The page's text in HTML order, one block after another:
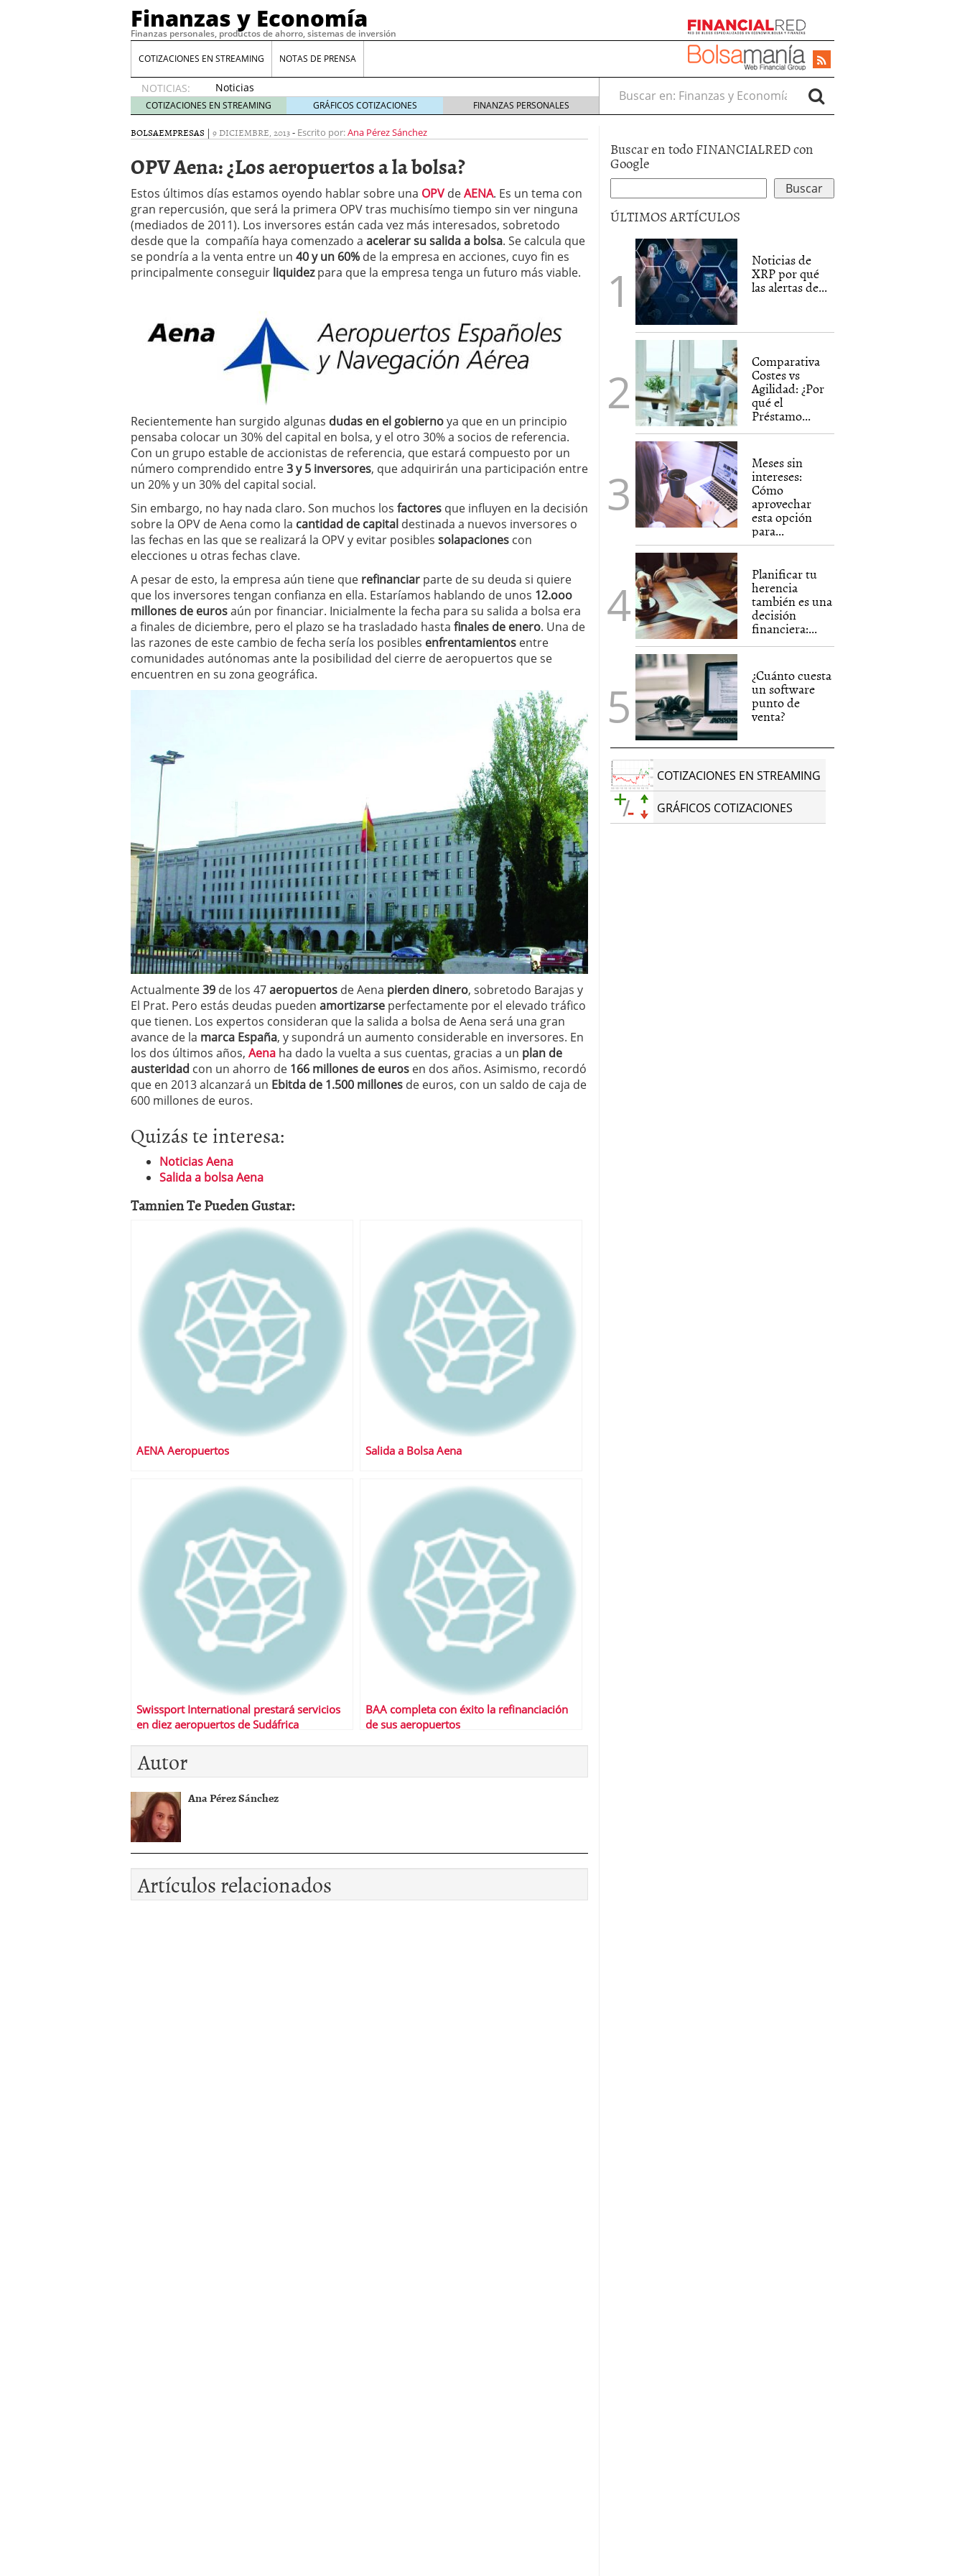
Finanzas y Economía
Finanzas personales, productos de ahorro, sistemas de inversión
COTIZACIONES EN STREAMING NOTAS DE PRENSA
NOTICIAS:
Noticias
de XRP
por qué
las
whales
suelen
llegar
tarde 16
de abril
de 2026
Comparativa Costes vs Agilidad: ¿Por qué el Préstamo Promotor privado
acelera la rentabilidad? 12 de diciembre de 2025
Planificar tu herencia también es una decisión financiera: cómo anticiparte
a los costes 21 de noviembre de 2025
¿Cuánto cuesta un software punto de venta? 3 de octubre de 2025
COTIZACIONES EN STREAMING GRÁFICOS COTIZACIONES FINANZAS PERSONALES
Buscar en:
BOLSAEMPRESAS | 9 DICIEMBRE, 2013- Escrito por:Ana Pérez Sánchez
OPV Aena: ¿Los aeropuertos a la bolsa?
Estos últimos días estamos oyendo hablar sobre una OPVdeAENA. Es un tema con
gran repercusión, que será la primera OPV tras muchisímo tiempo sin ver ninguna
(mediados de 2011). Los inversores están cada vez más interesados, sobretodo
desde que la compañía haya comenzado a acelerar su salida a bolsa. Se calcula que
se pondría a la venta entre un 40 y un 60% de la empresa en acciones, cuyo fin es
principalmente conseguir liquidezpara que la empresa tenga un futuro más viable.
Recientemente han surgido algunas dudas en el gobiernoya que en un principio
pensaba colocar un 30% del capital en bolsa, y el otro 30% a socios de referencia.
Con un grupo estable de accionistas de referencia, que estará compuesto por un
número comprendido entre3 y 5 inversores, que adquirirán una participación entre
un 20% y un 30% del capital social.
Sin embargo, no hay nada claro. Son muchos los factores que influyen en la decisión
sobre la OPV de Aena como la cantidad de capital destinada a nuevos inversores o
las fechas en las que se realizará la OPV y evitar posibles solapaciones con
elecciones u otras fechas clave.
A pesar de esto, la empresa aún tiene que refinanciar parte de su deuda si quiere
que los inversores tengan confianza en ella. Estaríamos hablando de unos 12.ooo
millones de eurosaún por financiar. Inicialmente la fecha para su salida a bolsa era
a finales de diciembre, pero el plazo se ha trasladado hasta finales de enero. Una de
las razones de este cambio de fecha sería los posibles enfrentamientos entre
comunidades autónomas ante la posibilidad del cierre de aeropuertos que se
encuentren en su zona geográfica.
Actualmente39 de los 47aeropuertos de Aena pierden dinero, sobretodo Barajas y
El Prat. Pero estás deudas pueden amortizarse perfectamente por el elevado tráfico
que tienen. Los expertos consideran que la salida a bolsa de Aena será una gran
avance de la marca España, y supondrá un aumento considerable en inversores. En
los dos últimos años, Aena ha dado la vuelta a sus cuentas, gracias a un plan de
austeridad con un ahorro de 166 millones de euros en dos años. Asimismo, recordó
que en 2013 alcanzará un Ebitda de 1.500 millones de euros, con un saldo de caja de
600 millones de euros.
Quizás te interesa:
Noticias Aena
Salida a bolsa Aena
Tamnien Te Pueden Gustar:
AENA Aeropuertos Salida a Bolsa Aena
Swissport International prestará servicios
en diez aeropuertos de Sudáfrica
BAA completa con éxito la refinanciación
de sus aeropuertos
Autor
Ana Pérez Sánchez
Artículos relacionados
Buscar en todo FINANCIALRED con
Google
ÚLTIMOS ARTÍCULOS
Noticias de
XRP por qué
las alertas de...
Comparativa
Costes vs
Agilidad: ¿Por
qué el
Préstamo...
Meses sin
intereses:
Cómo
aprovechar
esta opción
para...
Planificar tu
herencia
también es una
decisión
financiera:...
¿Cuánto cuesta
un software
punto de
venta?
COTIZACIONES EN STREAMING
GRÁFICOS COTIZACIONES